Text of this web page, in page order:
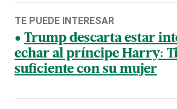
TE PUEDE INTERESAR
Trump descarta estar
echar al príncipe Harry:
suficiente con su mujer